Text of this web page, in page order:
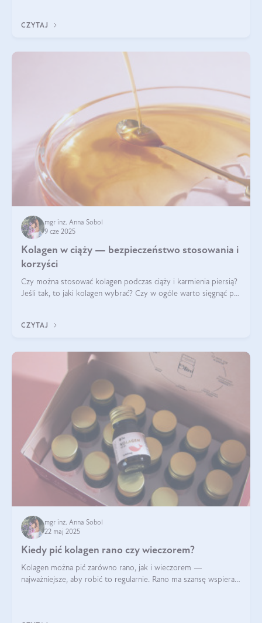
CZYTAJ
mgr inż. Anna Sobol
9 cze 2025
Kolagen w ciąży — bezpieczeństwo stosowania i
korzyści
Czy można stosować kolagen podczas ciąży i karmienia piersią?
Jeśli tak, to jaki kolagen wybrać? Czy w ogóle warto sięgnąć po
CZYTAJ
mgr inż. Anna Sobol
22 maj 2025
Kiedy pić kolagen rano czy wieczorem?
Kolagen można pić zarówno rano, jak i wieczorem —
najważniejsze, aby robić to regularnie. Rano ma szansę wspierać